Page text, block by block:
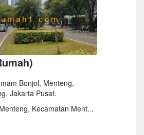
Bonjol, Menteng,
Jakarta Pusat.
Kecamatan Ment...